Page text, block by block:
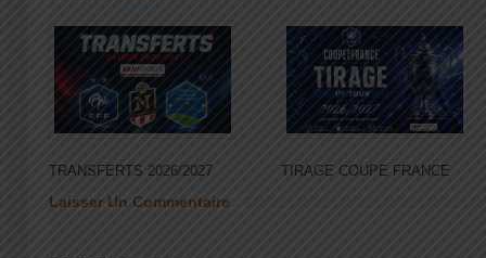
TRANSFERTS 2026/2027 TIRAGE COUPE FRANCE
Laisser Un Commentaire